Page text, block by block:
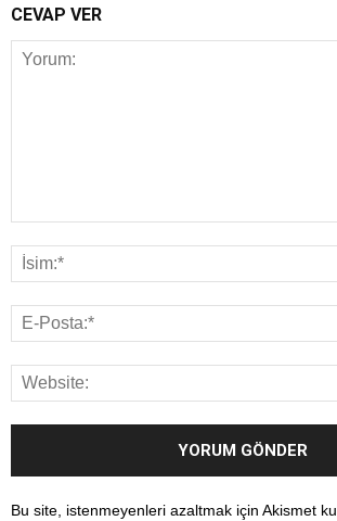
CEVAP VER
Bu site, istenmeyenleri azaltmak için Akismet